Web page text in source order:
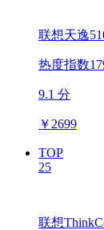
联想天逸
热度指数
9.1 分
￥ 2699
TOP
25
联想